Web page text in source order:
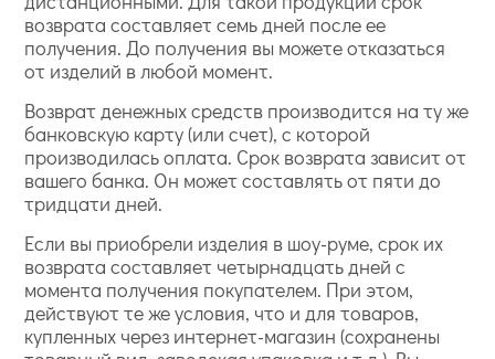
возврата составляет семь дней после ее
получения. До получения вы можете отказаться
от изделий в любой момент.
Возврат денежных средств производится на ту же
банковскую карту (или счет), с которой
производилась оплата. Срок возврата зависит от
вашего банка. Он может составлять от пяти до
тридцати дней.
Если вы приобрели изделия в шоу-руме, срок их
возврата составляет четырнадцать дней с
момента получения покупателем. При этом,
действуют те же условия, что и для товаров,
купленных через интернет-магазин (сохранены